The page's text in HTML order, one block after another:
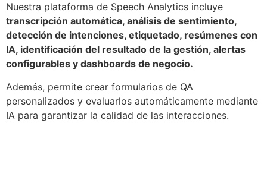
Nuestra plataforma de Speech Analytics incluye
transcripción automática, análisis de sentimiento,
detección de intenciones, etiquetado, resúmenes con
IA, identificación del resultado de la gestión, alertas
configurables y dashboards de negocio.
Además, permite crear formularios de QA
personalizados y evaluarlos automáticamente mediante
IA para garantizar la calidad de las interacciones.